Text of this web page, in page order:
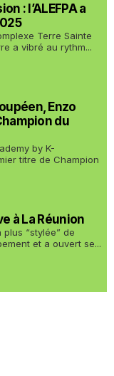
: l’ALEFPA a
Terre Sainte
a vibré au rythm...
Enzo
du
by K-
titre de Champion
à La Réunion
“stylée” de
et a ouvert se...